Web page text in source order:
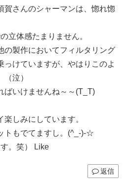
賀さんのシャーマンは、惚れ惚
立体感たまりません。
の製作においてフィルタリング
っけていますが、やはりこのよ
泣）
ばいけませんね～～(T_T)
しみにしています。
トもでてますし。(^_-)-☆
。笑） Like
返信